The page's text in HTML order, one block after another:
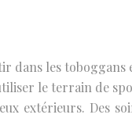
dans les
le terrain de
extérieurs. Des